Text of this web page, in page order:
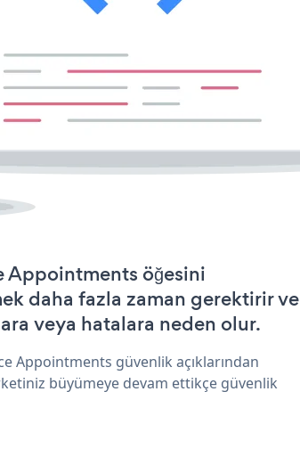
Appointments öğesini
daha fazla zaman gerektirir ve
veya hatalara neden olur.
Appointments güvenlik açıklarından
büyümeye devam ettikçe güvenlik